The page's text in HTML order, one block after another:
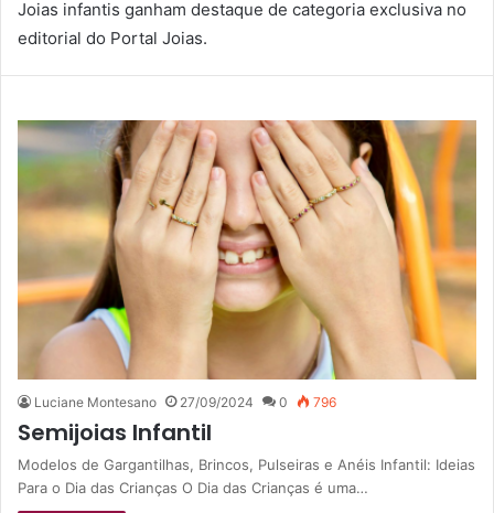
Joias infantis ganham destaque de categoria exclusiva no
editorial do Portal Joias.
Luciane Montesano 27/09/2024 0 796
Semijoias Infantil
Modelos de Gargantilhas, Brincos, Pulseiras e Anéis Infantil: Ideias
Para o Dia das Crianças O Dia das Crianças é uma…